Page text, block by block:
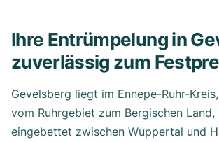
Ihre Entrümpelung in
zuverlässig zum
Gevelsberg liegt im Ennepe-Ruhr-
vom Ruhrgebiet zum Bergischen Land,
eingebettet zwischen Wuppertal und